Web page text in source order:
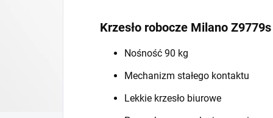
Krzesło robocze Milano Z9779s
Nośność 90 kg
Mechanizm stałego kontaktu
Lekkie krzesło biurowe